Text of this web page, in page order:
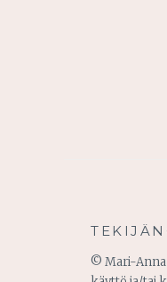
© Mari-Anna